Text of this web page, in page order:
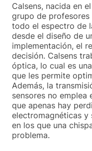
Calsens, nacida en
grupo de profesores
todo el espectro de
desde el diseño de
implementación, el
decisión. Calsens
óptica, lo cual es
que les permite
Además, la
sensores no emplea
que apenas hay
electromagnéticas y
en los que una
problema.